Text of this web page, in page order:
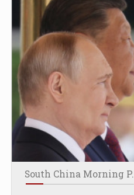
South China Morning P.